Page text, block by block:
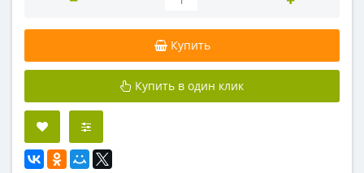
Купить
Купить в один клик